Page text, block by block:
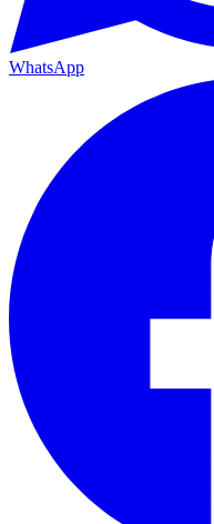
WhatsApp